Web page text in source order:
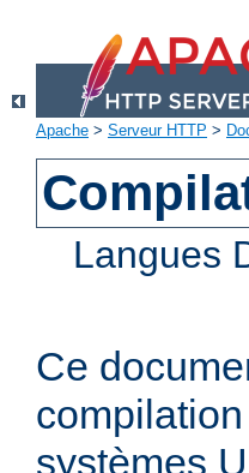
Apache > Serveur HTTP >
Langues
Ce
systèmes